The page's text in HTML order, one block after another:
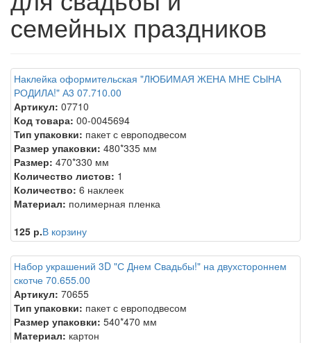
семейных праздников
Наклейка оформительская "ЛЮБИМАЯ ЖЕНА МНЕ СЫНА
РОДИЛА!" А3 07.710.00
Артикул: 07710
Код товара: 00-0045694
Тип упаковки: пакет с европодвесом
Размер упаковки: 480*335 мм
Размер: 470*330 мм
Количество листов: 1
Количество: 6 наклеек
Материал: полимерная пленка
125 р.В корзину
Набор украшений 3D "С Днем Свадьбы!" на двухстороннем
скотче 70.655.00
Артикул: 70655
Тип упаковки: пакет с европодвесом
Размер упаковки: 540*470 мм
Материал: картон